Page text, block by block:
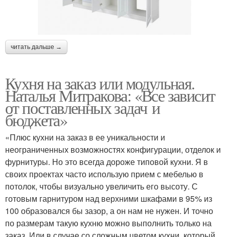
читать дальше →
Кухня на заказ или модульная.
Наталья Митракова: «Все зависит
от поставленных задач и
бюджета»
«Плюс кухни на заказ в ее уникальности и
неограниченных возможностях конфигурации, отделок и
фурнитуры. Но это всегда дороже типовой кухни. Я в
своих проектах часто использую прием с мебелью в
потолок, чтобы визуально увеличить его высоту. С
готовым гарнитуром над верхними шкафами в 95% из
100 образовался бы зазор, а он нам не нужен. И точно
по размерам такую кухню можно выполнить только на